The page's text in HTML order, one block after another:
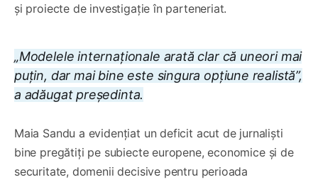
și proiecte de investigație în parteneriat.
„Modelele internaționale arată clar că uneori mai
puțin, dar mai bine este singura opțiune realistă”,
a adăugat președinta.
Maia Sandu a evidențiat un deficit acut de jurnaliști
bine pregătiți pe subiecte europene, economice și de
securitate, domenii decisive pentru perioada